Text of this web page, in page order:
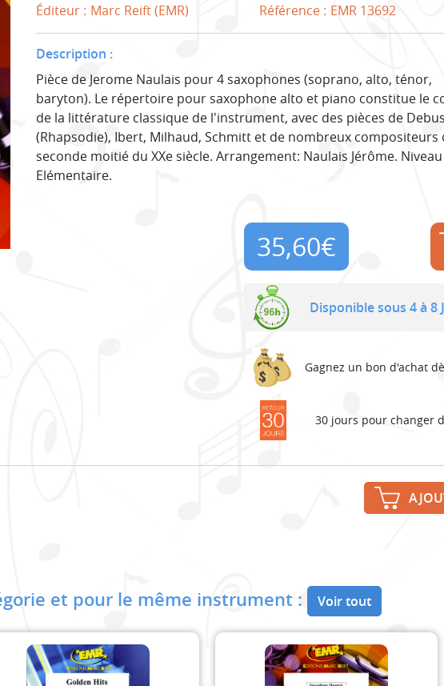
Éditeur : Marc Reift (EMR) Référence : EMR 13692
Description :
Pièce de Jerome Naulais pour 4 saxophones (soprano, alto, ténor,
baryton). Le répertoire pour saxophone alto et piano constitue le
de la littérature classique de l'instrument, avec des pièces de
(Rhapsodie), Ibert, Milhaud, Schmitt et de nombreux compositeurs
seconde moitié du XXe siècle. Arrangement: Naulais Jérôme. Niveau
Elémentaire.
35,60€
Disponible sous 4 à 8
Gagnez un bon d'achat
30 jours pour changer
et pour le même instrument : Voir tout